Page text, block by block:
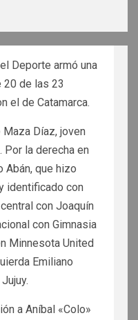
Deporte armó una
20 de las 23
el de Catamarca.
Maza Díaz, joven
Por la derecha en
Abán, que hizo
identificado con
con Joaquín
con Gimnasia
Minnesota United
Emiliano
a Aníbal «Colo»